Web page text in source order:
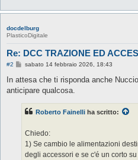
docdelburg
PlasticoDigitale
Re: DCC TRAZIONE ED
#2
M
s
a
sabato 14 febbraio 2026, 18:43
In attesa che ti risponda anche
anticipare qualcosa.
Roberto Fainelli ha scritto:
Chiedo:
1) Se cambio le alimentazioni
degli accessori e se c'é un corto